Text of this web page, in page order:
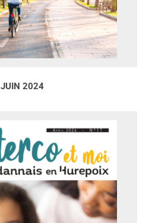
JUIN 2024